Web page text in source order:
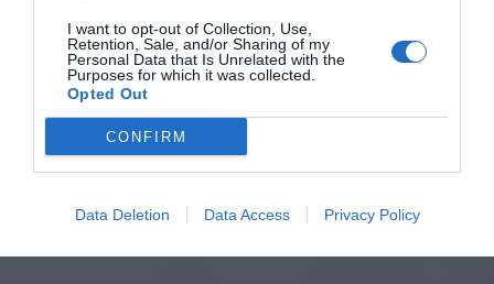
I want to opt-out of Collection, Use,
Retention, Sale, and/or Sharing of my
Personal Data that Is Unrelated with the
Purposes for which it was collected.
Opted Out
CONFIRM
Data Deletion Data Access Privacy Policy